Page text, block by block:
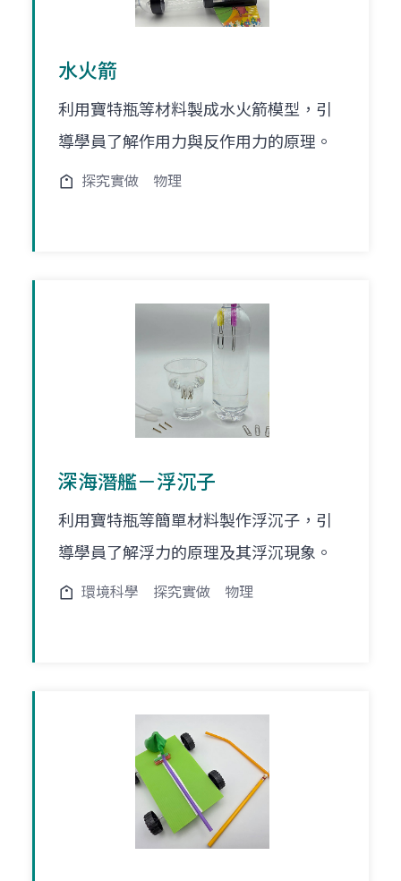
水火箭
利用寶特瓶等材料製成水火箭模型，引
導學員了解作用力與反作用力的原理。
探究實做 物理
深海潛艦－浮沉子
利用寶特瓶等簡單材料製作浮沉子，引
導學員了解浮力的原理及其浮沉現象。
環境科學 探究實做 物理